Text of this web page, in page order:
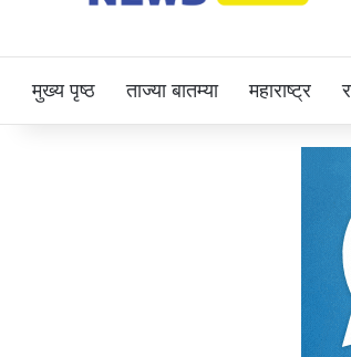
मुख्य पृष्ठ ताज्या बातम्या महाराष्ट्र